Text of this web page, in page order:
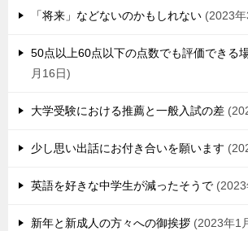
「将来」などないのかもしれない 2023
50点以上60点以下の点数でも評価できる
月16日
大学受験における推薦と一般入試の差
少し思い出話にお付き合いを願います
英語を好きな中学生が減ったそうで 2023
新年と新成人の方々への御挨拶 2023年1